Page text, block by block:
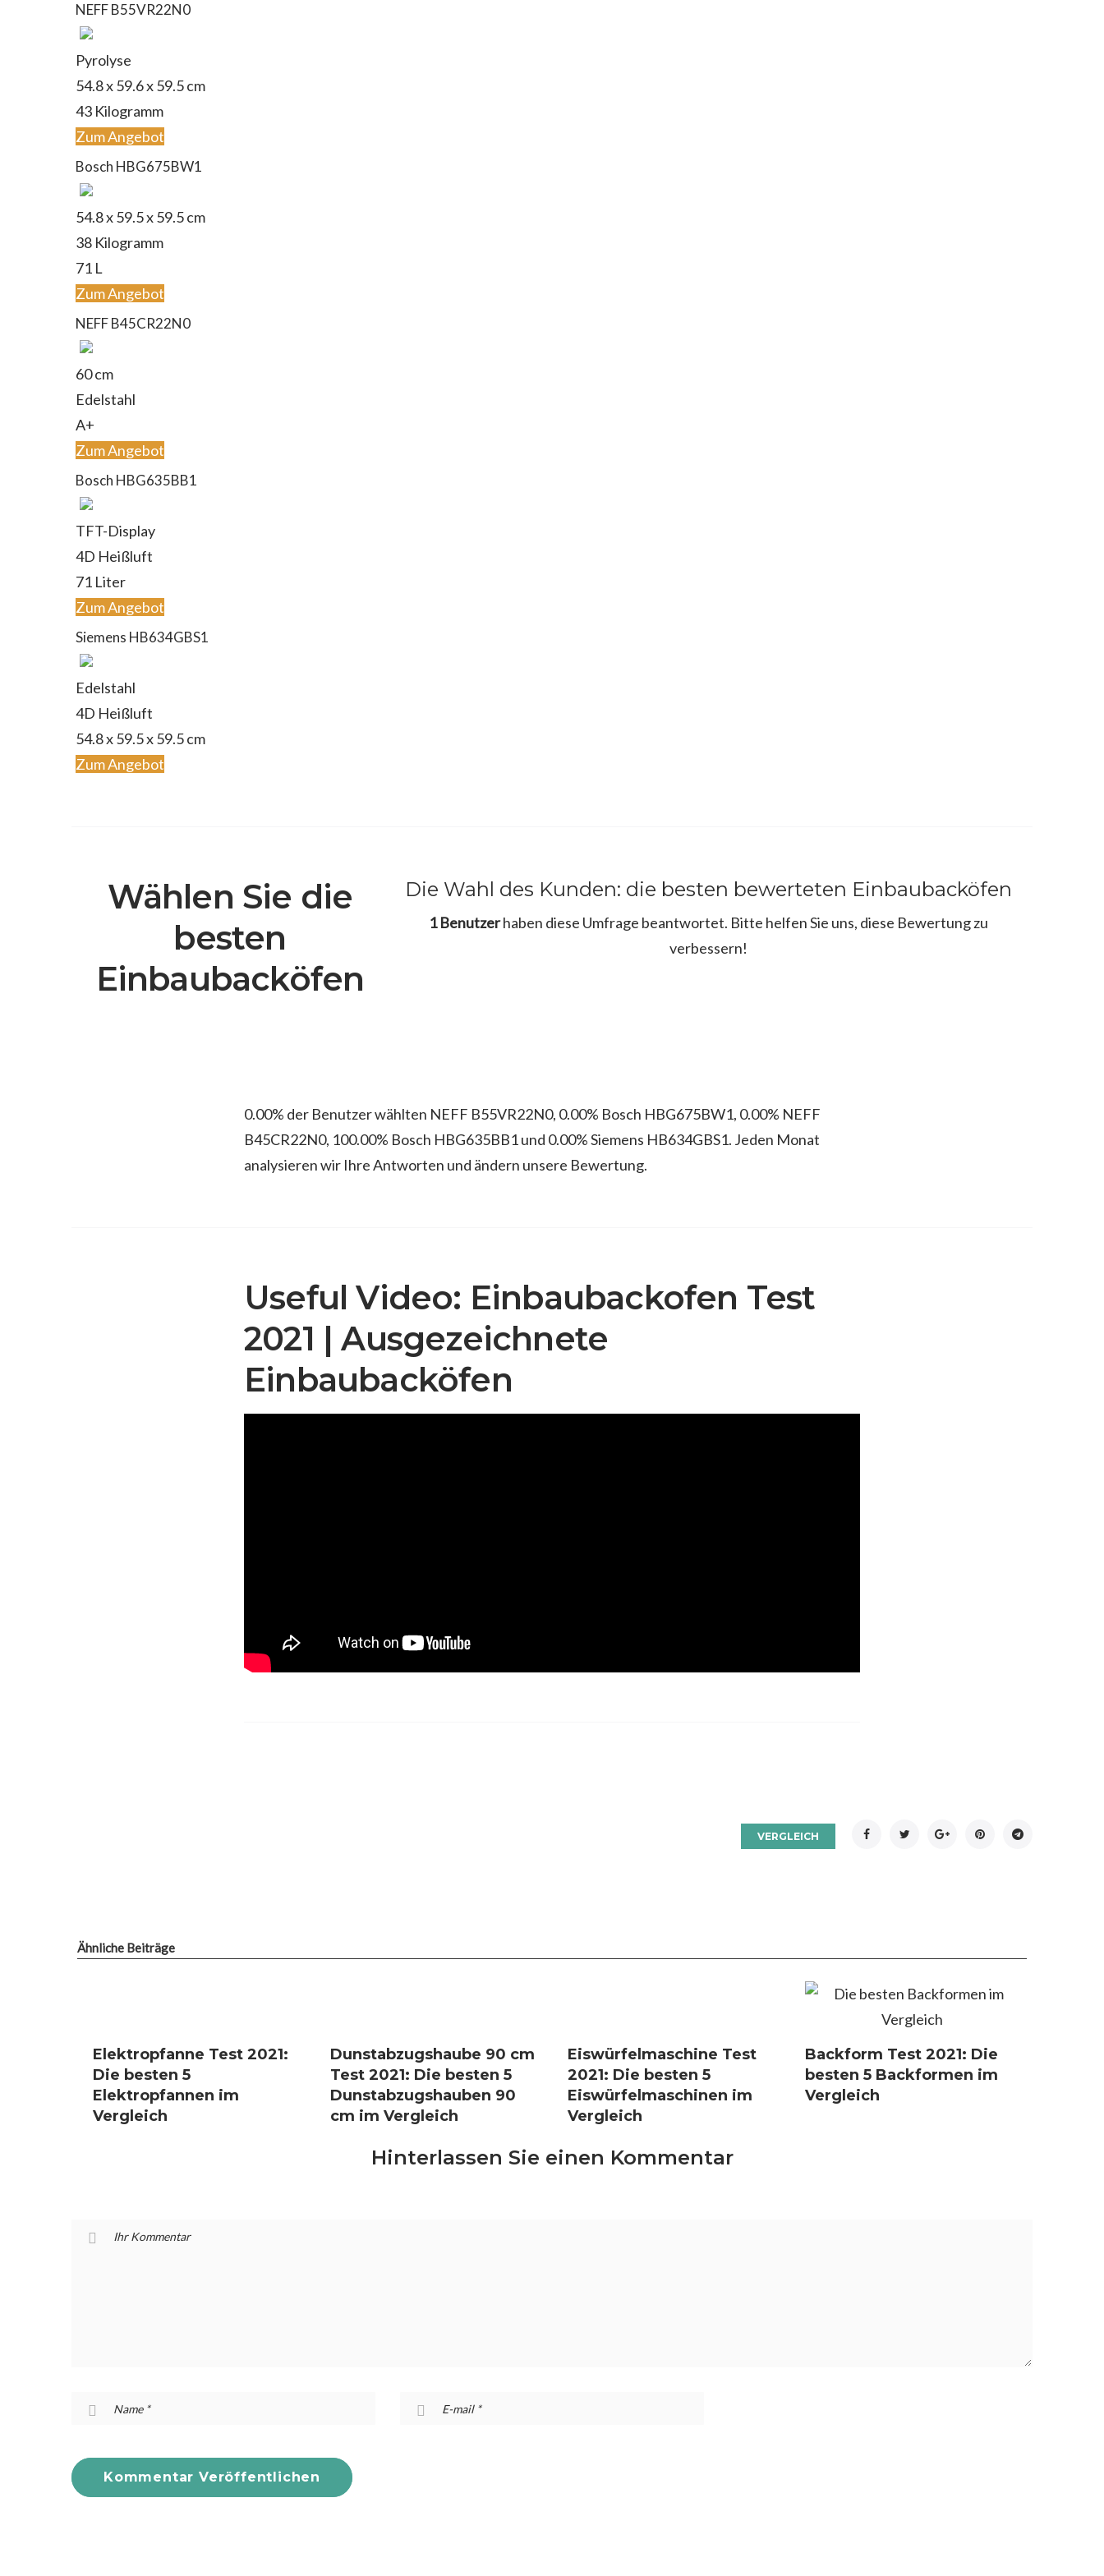
NEFF B55VR22N0
Pyrolyse
‎54.8 x 59.6 x 59.5 cm
43 Kilogramm
Zum Angebot
Bosch HBG675BW1
54.8 x 59.5 x 59.5 cm
38 Kilogramm
71 L
Zum Angebot
NEFF B45CR22N0
60 cm
Edelstahl
A+
Zum Angebot
Bosch HBG635BB1
TFT-Display
4D Heißluft
71 Liter
Zum Angebot
Siemens HB634GBS1
Edelstahl
4D Heißluft
54.8 x 59.5 x 59.5 cm
Zum Angebot
Wählen Sie die
besten
Einbaubacköfen
Die Wahl des Kunden: die besten bewerteten Einbaubacköfen
1 Benutzerhaben diese Umfrage beantwortet. Bitte helfen Sie uns, diese Bewertung zu
verbessern!
0.00% der Benutzer wählten NEFF B55VR22N0, 0.00% Bosch HBG675BW1, 0.00% NEFF
B45CR22N0, 100.00% Bosch HBG635BB1 und 0.00% Siemens HB634GBS1. Jeden Monat
analysieren wir Ihre Antworten und ändern unsere Bewertung.
Useful Video: Einbaubackofen Test
2021 | Ausgezeichnete
Einbaubacköfen
VERGLEICH FacebookTwitterGoogle+PinterestTelegram
Ähnliche Beiträge
Elektropfanne Test 2021:
Die besten 5
Elektropfannen im
Vergleich
Dunstabzugshaube 90 cm
Test 2021: Die besten 5
Dunstabzugshauben 90
cm im Vergleich
Eiswürfelmaschine Test
2021: Die besten 5
Eiswürfelmaschinen im
Vergleich
Backform Test 2021: Die
besten 5 Backformen im
Vergleich
Hinterlassen Sie einen Kommentar